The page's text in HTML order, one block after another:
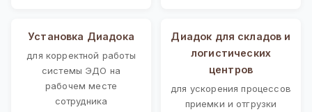
Установка Диадока
для корректной работы
системы ЭДО на
рабочем месте
сотрудника
Диадок для складов и
логистических
центров
для ускорения процессов
приемки и отгрузки